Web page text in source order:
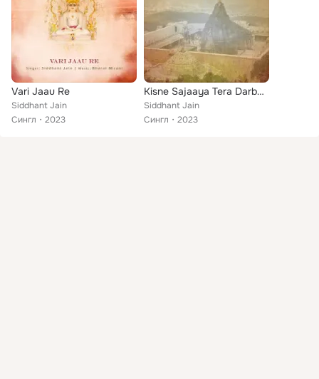
Vari Jaau Re
Siddhant Jain
Сингл
2023
Kisne Sajaaya Tera Darbaar
Siddhant Jain
Сингл
2023